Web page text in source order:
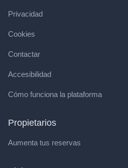
Privacidad
Cookies
Contactar
Accesibilidad
Cómo funciona la plataforma
Propietarios
Aumenta tus reservas